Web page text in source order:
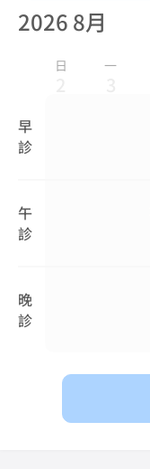
2026 8月
日 一
早
診
午
診
晚
診